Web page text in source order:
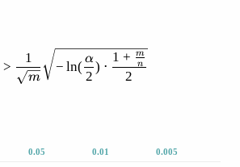
D_{m,n} >
>
m
1
− ln(
2
α
) ⋅
2
1 + n
m
0.05 0.01 0.005